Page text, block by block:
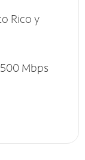
Rico y
Mbps